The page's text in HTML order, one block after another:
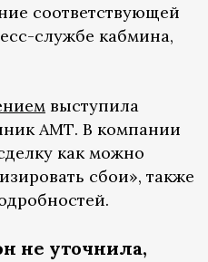
соответствующей
службе кабмина,
выступила
АМТ. В компании
как можно
сбои», также
не уточнила,